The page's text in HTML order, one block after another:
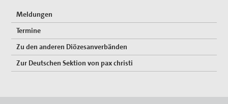
Meldungen
Termine
Zu den anderen Diözesanverbänden
Zur Deutschen Sektion von pax christi